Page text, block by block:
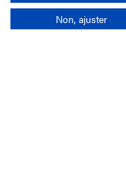
Non, ajuster